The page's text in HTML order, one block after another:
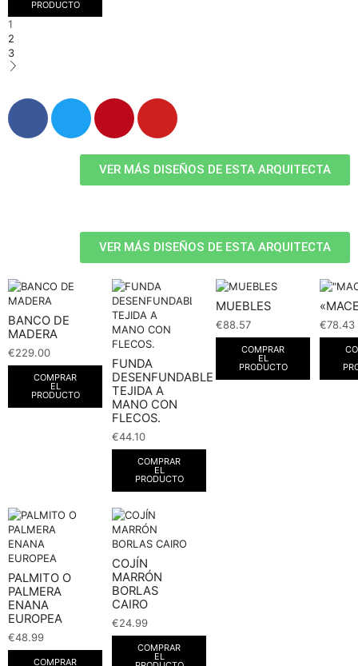
PRODUCTO
1
2
3
VER MÁS DISEÑOS DE ESTA ARQUITECTA
VER MÁS DISEÑOS DE ESTA ARQUITECTA
BANCO DE
MADERA
€229.00
COMPRAR
EL
PRODUCTO
FUNDA
DESENFUNDABLE
TEJIDA A
MANO CON
FLECOS.
€44.10
COMPRAR
EL
PRODUCTO
MUEBLES
€88.57
COMPRAR
EL
PRODUCTO
€78.43
PALMITO O
PALMERA
ENANA
EUROPEA
€48.99
COMPRAR
COJÍN
MARRÓN
BORLAS
CAIRO
€24.99
COMPRAR
EL